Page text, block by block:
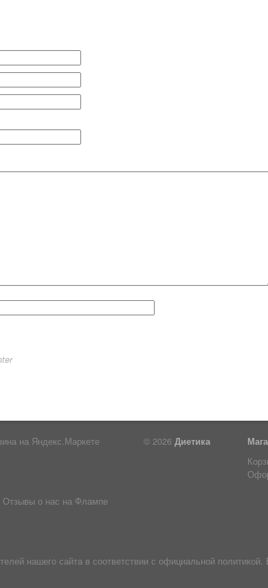
© 2026 Диетика
Отзывы о нас на Флампе
нашего сайта в соответствии с официальной